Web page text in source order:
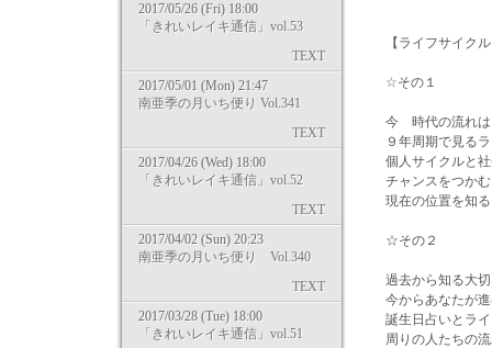
2017/05/26 (Fri) 18:00
「きれいレイキ通信」vol.53
TEXT
2017/05/01 (Mon) 21:47
南亜季の月いち便り Vol.341
TEXT
2017/04/26 (Wed) 18:00
「きれいレイキ通信」vol.52
TEXT
2017/04/02 (Sun) 20:23
南亜季の月いち便り Vol.340
TEXT
2017/03/28 (Tue) 18:00
「きれいレイキ通信」vol.51
【ライフサイク
☆その１
今 時代の流れは
９年周期で見る
個人サイクルと
チャンスをつか
現在の位置を知る
☆その２
過去から知る大
今からあなたが
誕生日占いとラ
周りの人たちの